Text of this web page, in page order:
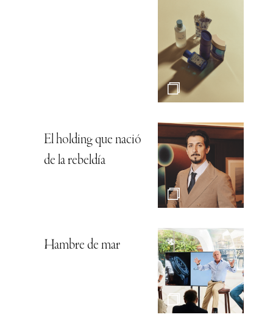
El holding que nació
de la rebeldía
Hambre de mar